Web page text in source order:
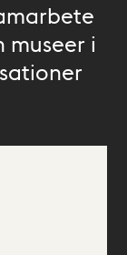
museer i